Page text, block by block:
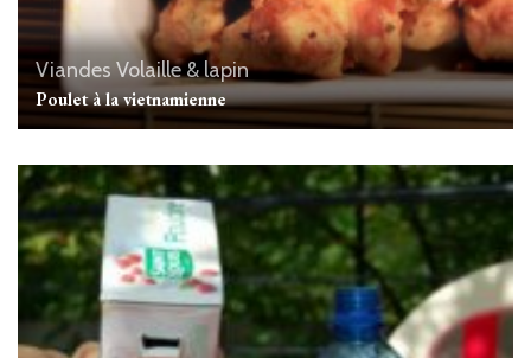
Viandes Volaille & lapin
Poulet à la vietnamienne